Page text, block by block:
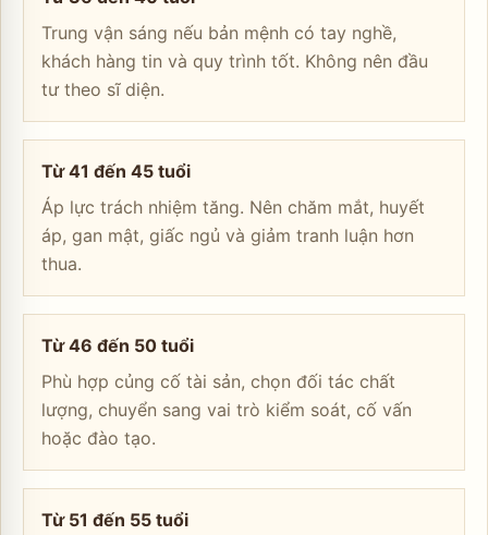
Trung vận sáng nếu bản mệnh có tay nghề,
khách hàng tin và quy trình tốt. Không nên đầu
tư theo sĩ diện.
Từ 41 đến 45 tuổi
Áp lực trách nhiệm tăng. Nên chăm mắt, huyết
áp, gan mật, giấc ngủ và giảm tranh luận hơn
thua.
Từ 46 đến 50 tuổi
Phù hợp củng cố tài sản, chọn đối tác chất
lượng, chuyển sang vai trò kiểm soát, cố vấn
hoặc đào tạo.
Từ 51 đến 55 tuổi